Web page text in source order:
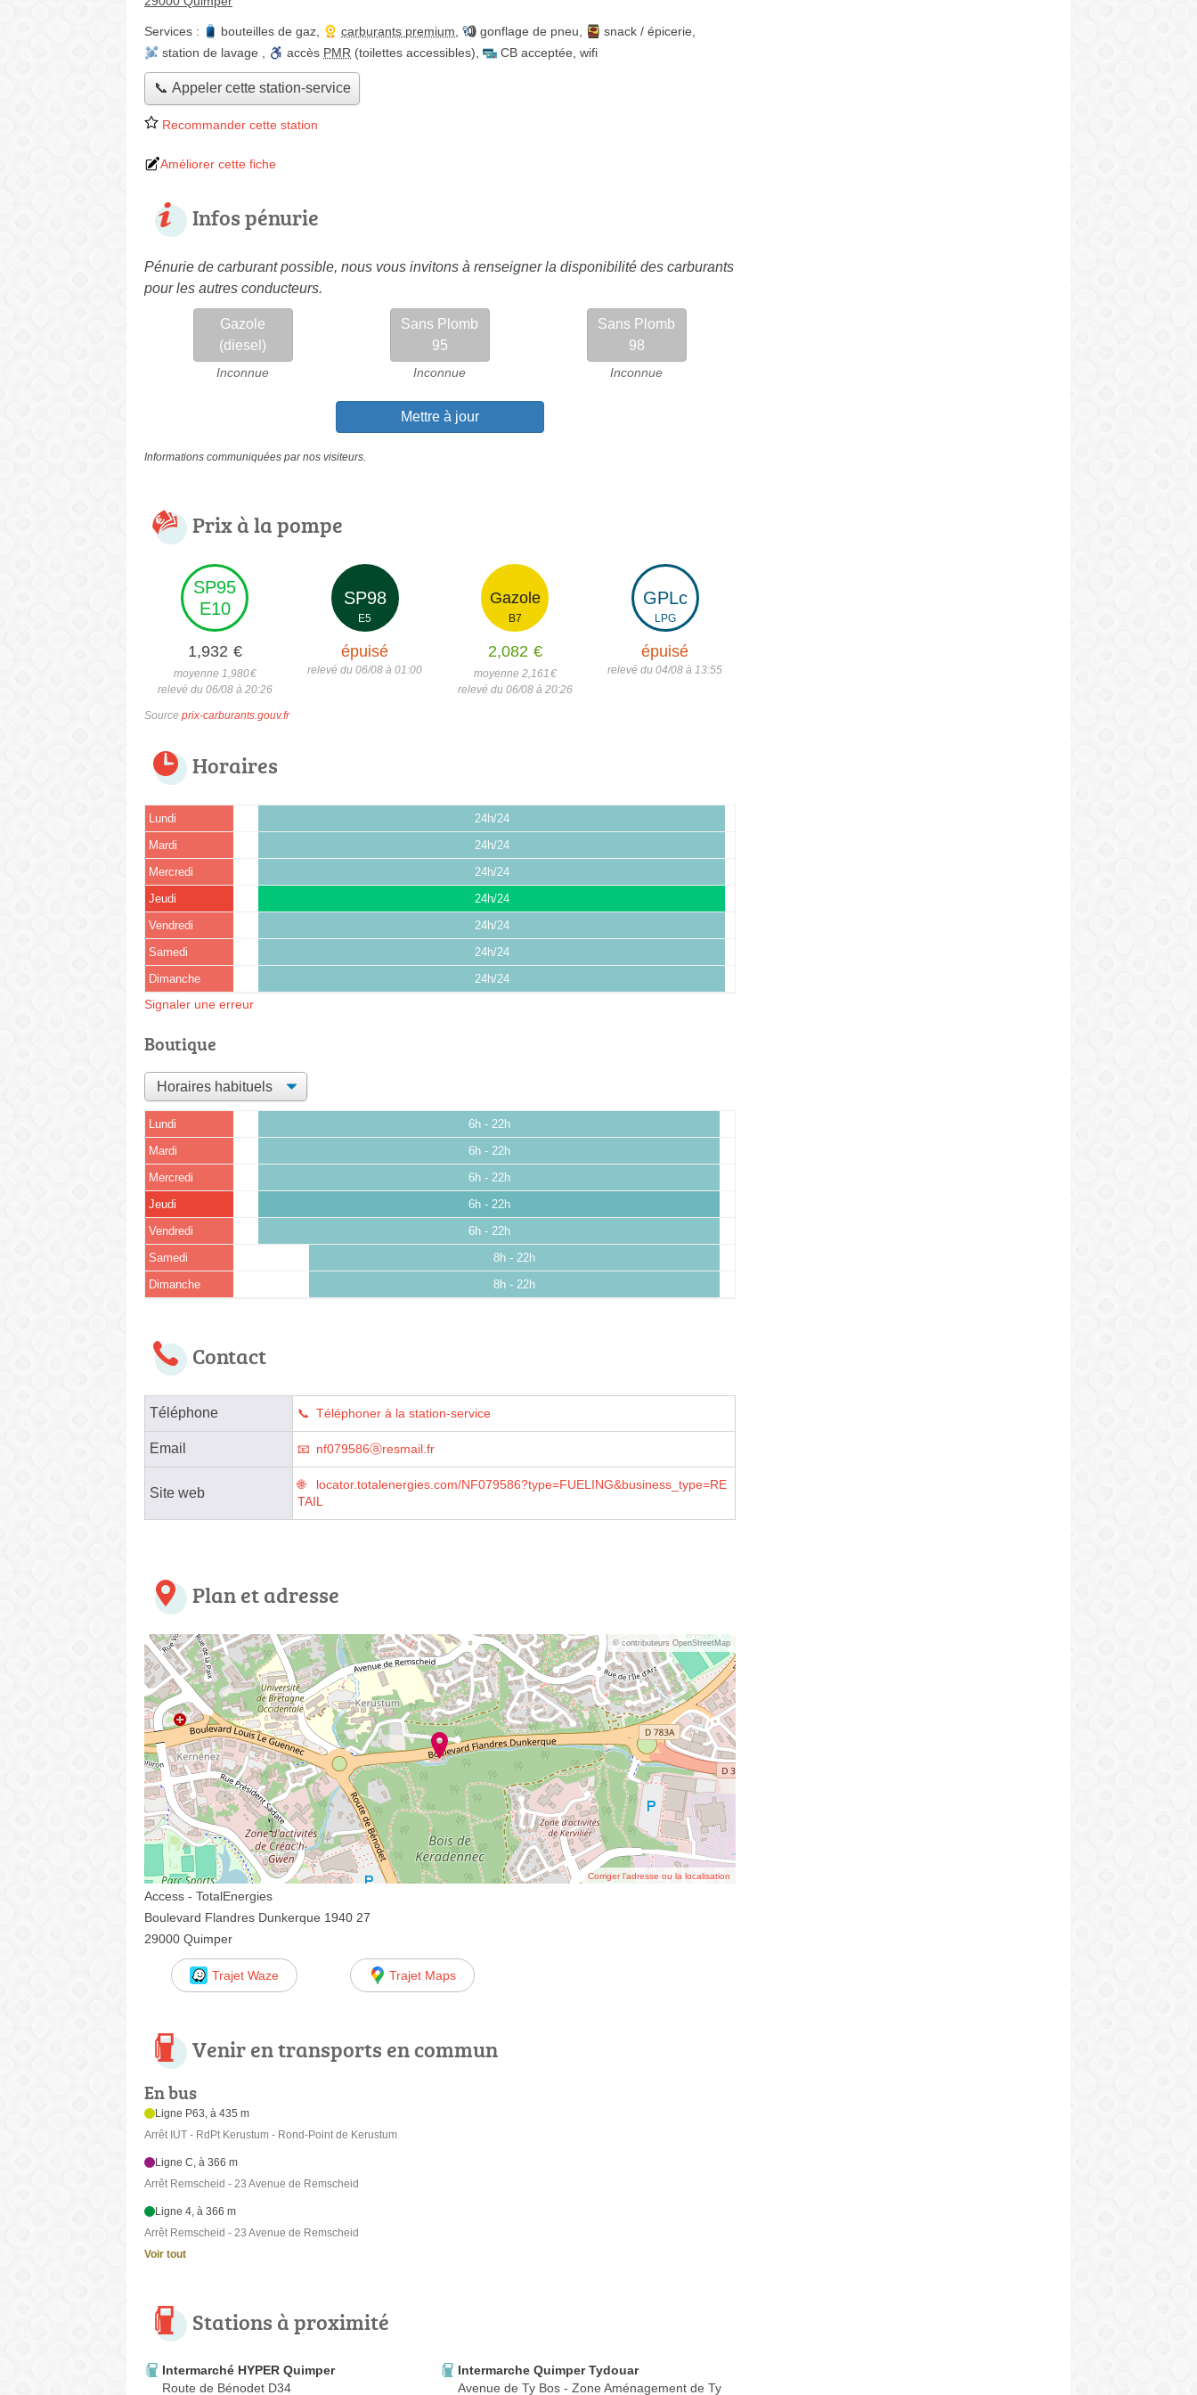
Services : bouteilles de gaz carburants premium gonflage de pneu snack / épicerie
station de lavage
accès PMR (toilettes accessibles) CB acceptée wifi
📞 Appeler cette station-service
Recommander cette station
Améliorer cette fiche
Infos pénurie
Pénurie de carburant possible, nous vous invitons à renseigner la disponibilité des carburants
pour les autres conducteurs.
Gazole
(diesel)
Inconnue
Sans Plomb
95
Inconnue
Sans Plomb
98
Inconnue
Mettre à jour
Informations communiquées par nos visiteurs.
Prix à la pompe
SP95
E10
1,932 €
moyenne 1,980€
relevé du 06/08 à 20:26
SP98
E5
épuisé
relevé du 06/08 à 01:00
Gazole
B7
2,082 €
moyenne 2,161 €
relevé du 06/08 à 20:26
GPLc
LPG
épuisé
relevé du 04/08 à 13:55
Source prix-carburants.gouv.fr
Horaires
Lundi 24h/24
Mardi 24h/24
Mercredi 24h/24
Jeudi 24h/24
Vendredi 24h/24
Samedi 24h/24
Dimanche 24h/24
Signaler une erreur
Boutique
Lundi 6h - 22h
Mardi 6h - 22h
Mercredi 6h - 22h
Jeudi 6h - 22h
Vendredi 6h - 22h
Samedi 8h - 22h
Dimanche 8h - 22h
Contact
Téléphone Téléphoner à la station-service
Email nf079586ⓐresmail.fr
Site web
locator.totalenergies.com/NF079586?type=FUELING&business_type=RE
TAIL
Plan et adresse
© contributeurs OpenStreetMap
Corriger l’adresse ou la localisation
Access - TotalEnergies
Boulevard Flandres Dunkerque 1940 27
29000 Quimper
Trajet Waze Trajet Maps
Venir en transports en commun
En bus
Ligne P63, à 435 m
Arrêt IUT - RdPt Kerustum - Rond-Point de Kerustum
Ligne C, à 366 m
Arrêt Remscheid - 23 Avenue de Remscheid
Ligne 4, à 366 m
Arrêt Remscheid - 23 Avenue de Remscheid
Voir tout
Stations à proximité
Intermarché HYPER Quimper
Route de Bénodet D34
Intermarche Quimper Tydouar
Avenue de Ty Bos - Zone Aménagement de Ty